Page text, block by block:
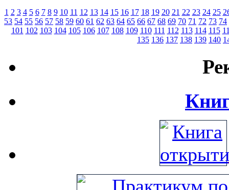
1 2 3 4 5 6 7 8 9 10 11 12 13 14 15 16 17 18 19 20 21 22 23 24 25
53 54 55 56 57 58 59 60 61 62 63 64 65 66 67 68 69 70 71 72 73 74
101 102 103 104 105 106 107 108 109 110 111 112 113 114 115
135 136 137 138 139 140